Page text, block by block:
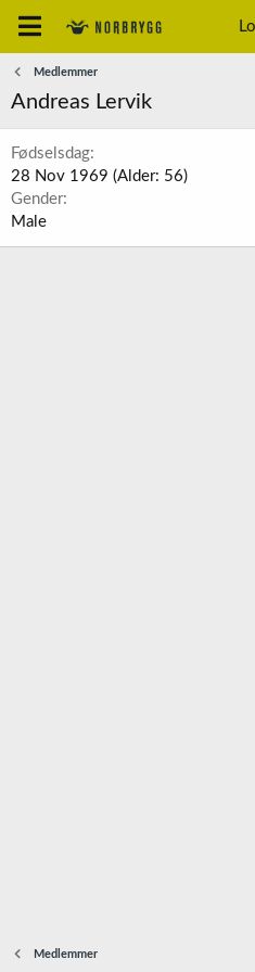
Medlemmer
Andreas Lervik
Fødselsdag
28 Nov 1969 (Alder: 56)
Gender
Male
Medlemmer